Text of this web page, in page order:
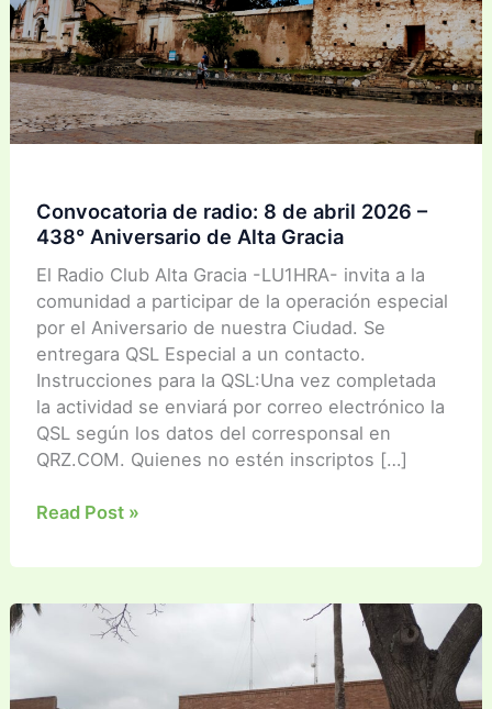
Convocatoria de radio: 8 de abril 2026 –
438° Aniversario de Alta Gracia
El Radio Club Alta Gracia -LU1HRA- invita a la
comunidad a participar de la operación especial
por el Aniversario de nuestra Ciudad. Se
entregara QSL Especial a un contacto.
Instrucciones para la QSL:Una vez completada
la actividad se enviará por correo electrónico la
QSL según los datos del corresponsal en
QRZ.COM. Quienes no estén inscriptos […]
Convocatoria
radio:
de
–
Read Post »